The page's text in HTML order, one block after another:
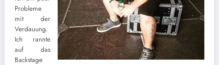
Probleme
mit der
Verdauung.
Ich rannte
auf das
Backstage